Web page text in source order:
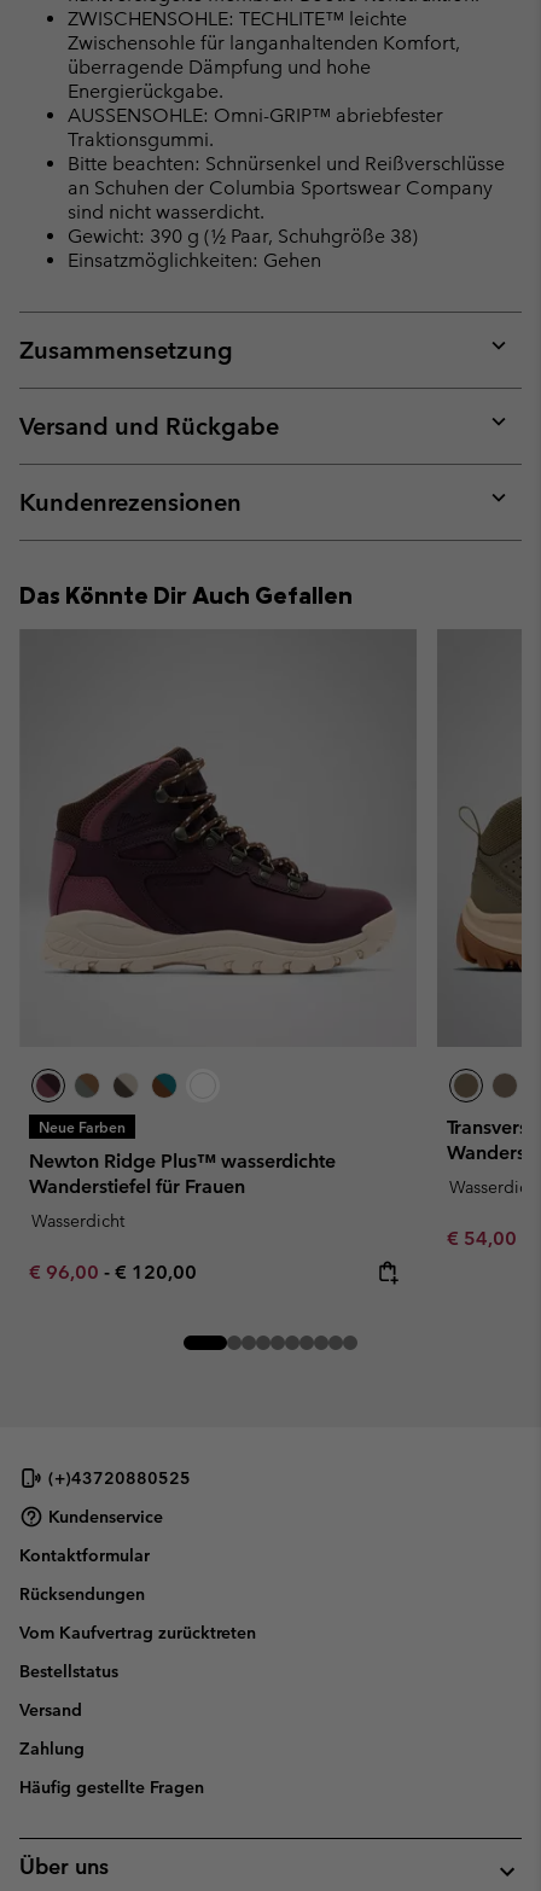
ZWISCHENSOHLE: TECHLITE™ leichte
Zwischensohle für langanhaltenden Komfort,
überragende Dämpfung und hohe
Energierückgabe.
AUSSENSOHLE: Omni-GRIP™ abriebfester
Traktionsgummi.
Bitte beachten: Schnürsenkel und Reißverschlüsse
an Schuhen der Columbia Sportswear Company
sind nicht wasserdicht.
Gewicht: 390 g (½ Paar, Schuhgröße 38)
Einsatzmöglichkeiten: Gehen
Zusammensetzung
or
Versand und Rückgabe
or
Kundenrezensionen
or
Das Könnte Dir Auch Gefallen
Neue Farben
Newton Ridge Plus™ wasserdichte
Wanderstiefel für Frauen
Wasserdicht
Minimum sale price:
€ 96,00 - Maximum price:
€ 120,00
Wasserdicht
Minimum
€ 54,00
(+)43720880525
Kundenservice
Kontaktformular
Rücksendungen
Vom Kaufvertrag zurücktreten
Bestellstatus
Versand
Zahlung
Häufig gestellte Fragen
Über uns